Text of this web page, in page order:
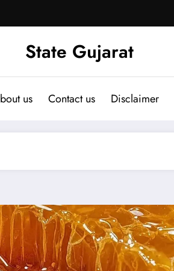
State Gujarat
us Contact us Disclaimer